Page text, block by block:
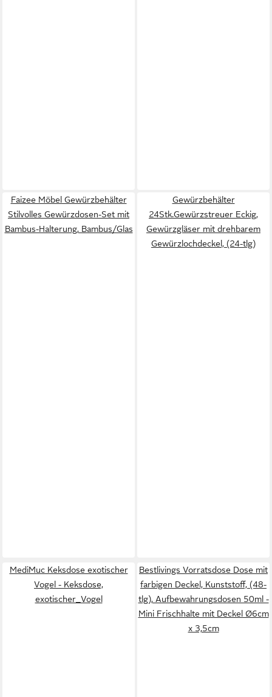
Faizee Möbel Gewürzbehälter
Stilvolles Gewürzdosen-Set mit
Bambus-Halterung, Bambus/Glas
Gewürzbehälter
24Stk.Gewürzstreuer Eckig,
Gewürzgläser mit drehbarem
Gewürzlochdeckel, (24-tlg)
MediMuc Keksdose exotischer
Vogel - Keksdose,
exotischer_Vogel
Bestlivings Vorratsdose Dose mit
farbigen Deckel, Kunststoff, (48-
tlg), Aufbewahrungsdosen 50ml -
Mini Frischhalte mit Deckel Ø6cm
x 3,5cm